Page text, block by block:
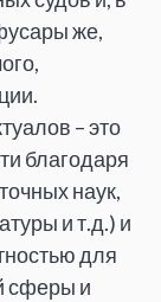
же,
– это
благодаря
наук,
и т.д.) и
для
сферы и